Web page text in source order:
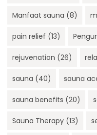
Manfaat sauna (8)
pain relief (13)
rejuvenation (26)
sauna (40) sauna
sauna benefits (20)
Sauna Therapy (13)